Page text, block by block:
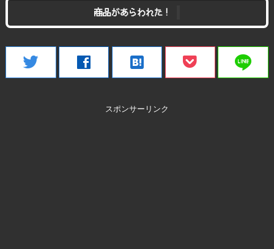
商品があらわれた！
twitter facebook hatenabookmark line
スポンサーリンク